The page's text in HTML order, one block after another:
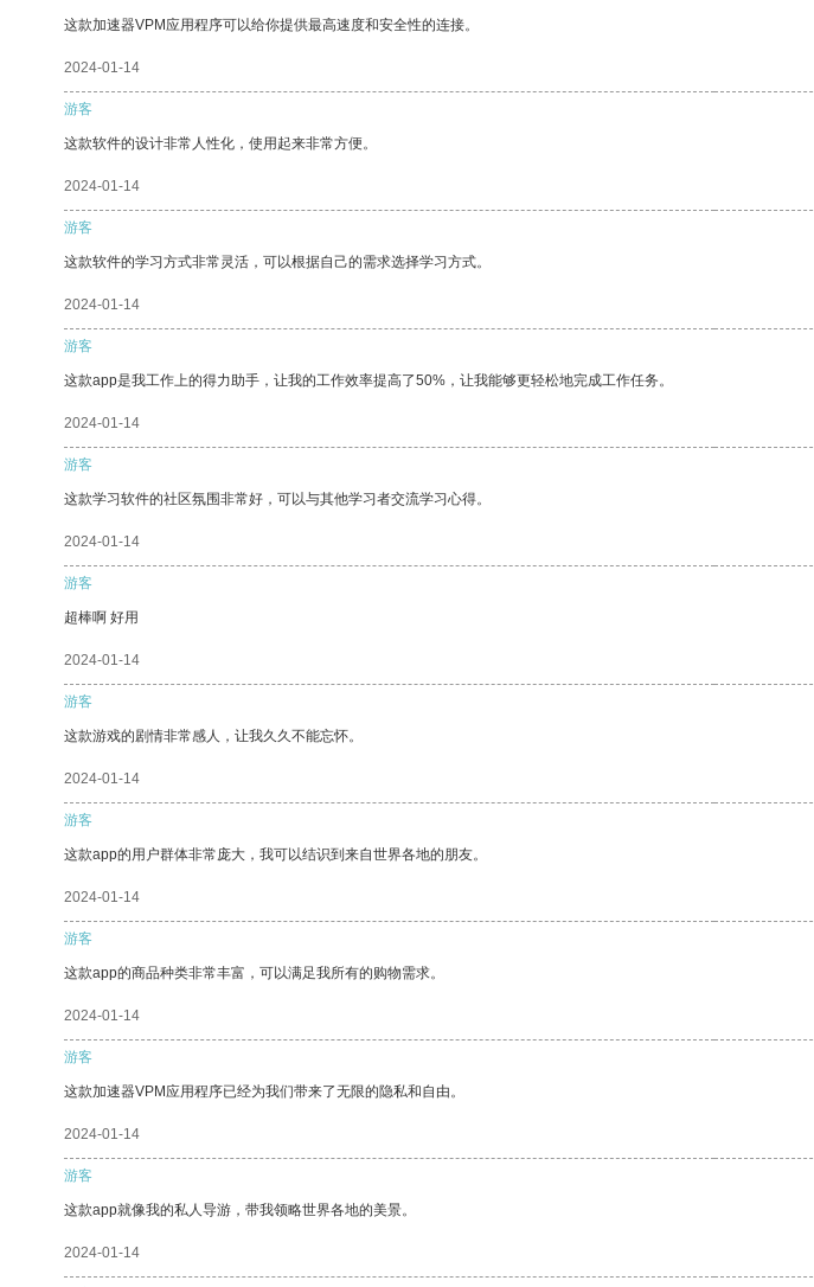
这款加速器VPM应用程序可以给你提供最高速度和安全性的连接。
2024-01-14
游客
这款软件的设计非常人性化，使用起来非常方便。
2024-01-14
游客
这款软件的学习方式非常灵活，可以根据自己的需求选择学习方式。
2024-01-14
游客
这款app是我工作上的得力助手，让我的工作效率提高了50%，让我能够更轻松地完成工作任务。
2024-01-14
游客
这款学习软件的社区氛围非常好，可以与其他学习者交流学习心得。
2024-01-14
游客
超棒啊 好用
2024-01-14
游客
这款游戏的剧情非常感人，让我久久不能忘怀。
2024-01-14
游客
这款app的用户群体非常庞大，我可以结识到来自世界各地的朋友。
2024-01-14
游客
这款app的商品种类非常丰富，可以满足我所有的购物需求。
2024-01-14
游客
这款加速器VPM应用程序已经为我们带来了无限的隐私和自由。
2024-01-14
游客
这款app就像我的私人导游，带我领略世界各地的美景。
2024-01-14